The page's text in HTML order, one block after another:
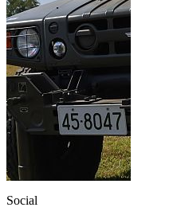
Social